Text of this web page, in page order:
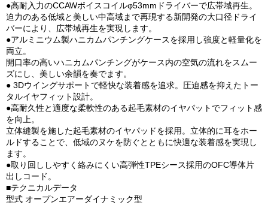
●高耐入力のCCAWボイスコイルφ53mmドライバーで広帯域再生。
迫力のある低域と美しい中高域まで再現する新開発の大口径ドライ
バーにより、広帯域再生を実現します。
●アルミニウム製ハニカムパンチングケースを採用し強度と軽量化を
両立。
開口率の高いハニカムパンチングがケース内の空気の流れをスムー
ズにし、美しい余韻を奏でます。
● 3Dウイングサポートで軽快な装着感を追求。圧迫感を抑えたトー
タルイヤフィット設計。
●高耐久性と適度な柔軟性のある起毛素材のイヤパットでフィット感
を向上。
立体縫製を施した起毛素材のイヤパッドを採用。立体的に耳をホー
ルドすることで、低域のヌケを防ぐとともに快適な装着感を実現し
ます。
●取り回ししやすく絡みにくい高弾性TPEシース採用のOFC導体片
出しコード。
■テクニカルデータ
型式 オープンエアーダイナミック型